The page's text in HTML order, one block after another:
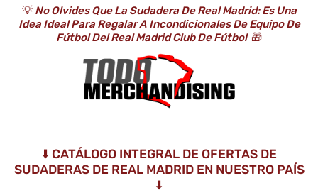
💡No Olvides Que La Sudadera De Real Madrid: Es Una
Idea Ideal Para Regalar A Incondicionales De Equipo De
Fútbol Del Real Madrid Club De Fútbol 🎁
⬇️ CATÁLOGO INTEGRAL DE OFERTAS DE
SUDADERAS DE REAL MADRID EN NUESTRO PAÍS
⬇️